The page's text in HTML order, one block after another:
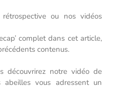
ou nos vidéos
complet dans cet article,
contenus.
découvrirez notre vidéo de
vous adressent un